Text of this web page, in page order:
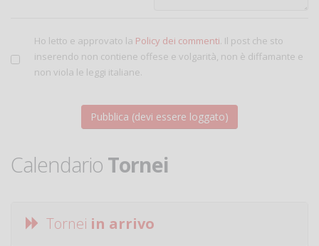
Ho letto e approvato la Policy dei commenti. Il post che sto
inserendo non contiene offese e volgarità, non è diffamante e
non viola le leggi italiane.
Calendario Tornei
Tornei in arrivo